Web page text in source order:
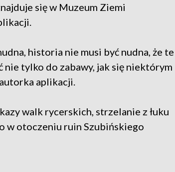
się w Muzeum Ziemi
historia nie musi być nudna, że te
tylko do zabawy, jak się niektórym
aplikacji.
walk rycerskich, strzelanie z łuku
w otoczeniu ruin Szubińskiego